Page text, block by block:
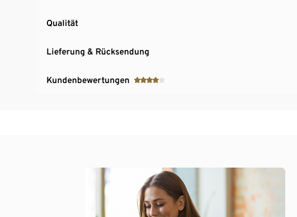
Qualität
Lieferung & Rücksendung
Kundenbewertungen